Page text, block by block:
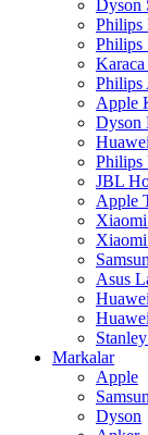
Dyson
Philips
Philips
Philips
Apple
Dyson
Philips
JBL
Apple
Xiaomi
Asus
Markalar
Apple
Dyson